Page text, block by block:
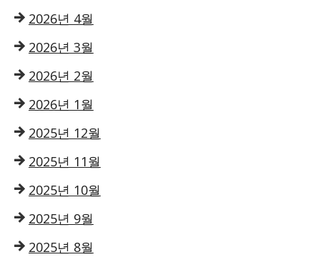
2026년 4월
2026년 3월
2026년 2월
2026년 1월
2025년 12월
2025년 11월
2025년 10월
2025년 9월
2025년 8월